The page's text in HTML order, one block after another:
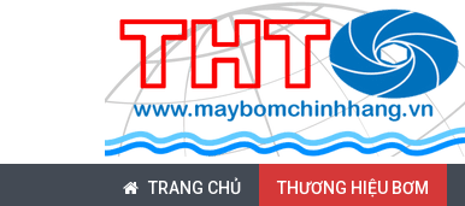
TRANG CHỦ THƯƠNG HIỆU BƠM